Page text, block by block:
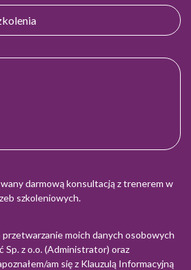
darmową konsultacją z trenerem w
szkoleniowych.
przetwarzanie moich danych osobowych
Sp. z o.o. (Administrator) oraz
am się z Klauzulą Informacyjną